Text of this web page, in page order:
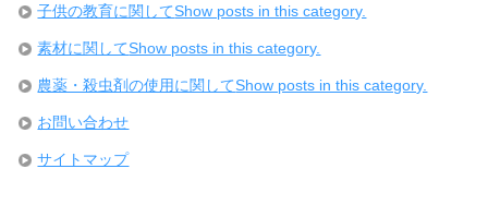
子供の教育に関してShow posts in this category.
素材に関してShow posts in this category.
農薬・殺虫剤の使用に関してShow posts in this category.
お問い合わせ
サイトマップ